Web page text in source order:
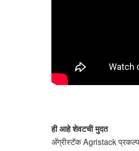
ही आहे शेवटची मुदत
अ‍ॅग्रीस्टॅक Agristack